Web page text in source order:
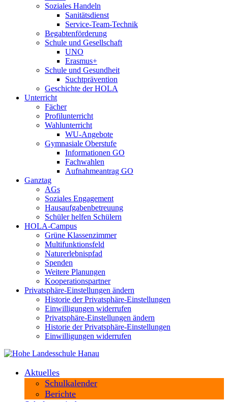
Soziales Handeln
Sanitätsdienst
Service-Team-Technik
Begabtenförderung
Schule und Gesellschaft
UNO
Erasmus+
Schule und Gesundheit
Suchtprävention
Geschichte der HOLA
Unterricht
Fächer
Profilunterricht
Wahlunterricht
WU-Angebote
Gymnasiale Oberstufe
Informationen GO
Fachwahlen
Aufnahmeantrag GO
Ganztag
AGs
Soziales Engagement
Hausaufgabenbetreuung
Schüler helfen Schülern
HOLA-Campus
Grüne Klassenzimmer
Multifunktionsfeld
Naturerlebnispfad
Spenden
Weitere Planungen
Kooperationspartner
Privatsphäre-Einstellungen ändern
Historie der Privatsphäre-Einstellungen
Einwilligungen widerrufen
Privatsphäre-Einstellungen ändern
Historie der Privatsphäre-Einstellungen
Einwilligungen widerrufen
Aktuelles
Schulkalender
Berichte